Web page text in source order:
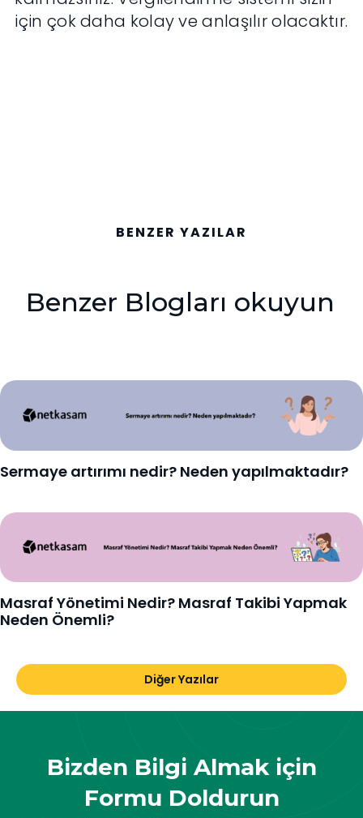
için çok daha kolay ve anlaşılır olacaktır.
BENZER YAZILAR
Benzer Blogları okuyun
Sermaye artırımı nedir? Neden yapılmaktadır?
Masraf Yönetimi Nedir? Masraf Takibi Yapmak
Neden Önemli?
Diğer Yazılar
Bizden Bilgi Almak için
Formu Doldurun